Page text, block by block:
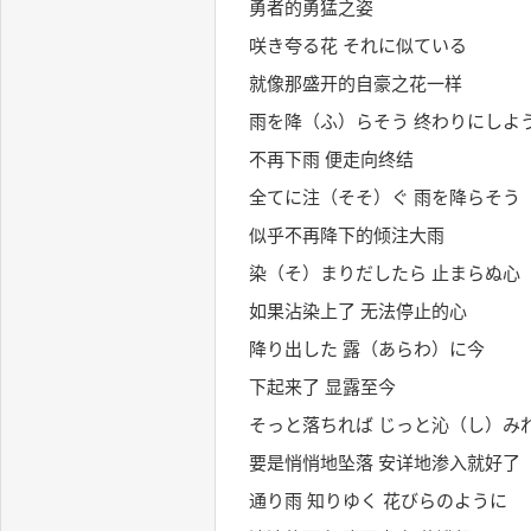
勇者的勇猛之姿
咲き夸る花 それに似ている
就像那盛开的自豪之花一样
雨を降（ふ）らそう 终わりにしよ
不再下雨 便走向终结
全てに注（そそ）ぐ 雨を降らそう
似乎不再降下的倾注大雨
染（そ）まりだしたら 止まらぬ心
如果沾染上了 无法停止的心
降り出した 露（あらわ）に今
下起来了 显露至今
そっと落ちれば じっと沁（し）み
要是悄悄地坠落 安详地渗入就好了
通り雨 知りゆく 花びらのように